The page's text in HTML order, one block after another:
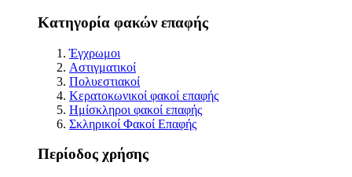
Κατηγορία φακών επαφής
Έγχρωμοι
Αστιγματικοί
Πολυεστιακοί
Κερατοκωνικοί φακοί επαφής
Ημίσκληροι φακοί επαφής
Σκληρικοί Φακοί Επαφής
Περίοδος χρήσης